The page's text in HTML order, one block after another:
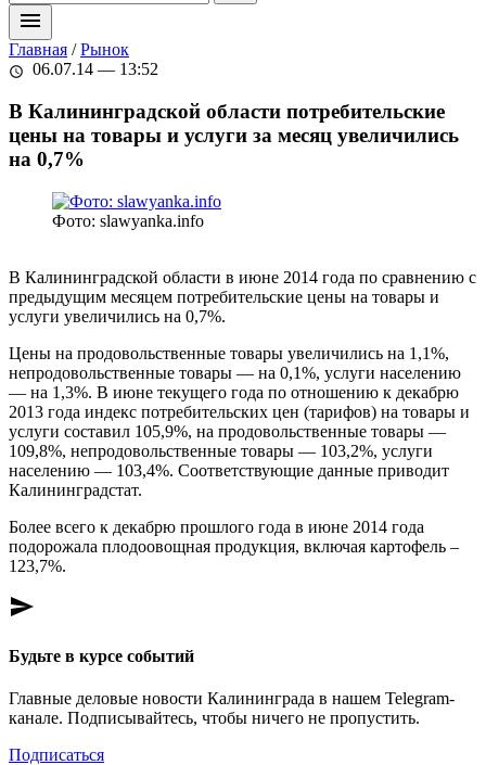
menu
Главная /Рынок
schedule 06.07.14 — 13:52
В Калининградской области потребительские
цены на товары и услуги за месяц увеличились
на 0,7%
Фото: slawyanka.info
В Калининградской области в июне 2014 года по сравнению с
предыдущим месяцем потребительские цены на товары и
услуги увеличились на 0,7%.
Цены на продовольственные товары увеличились на 1,1%,
непродовольственные товары — на 0,1%, услуги населению
— на 1,3%. В июне текущего года по отношению к декабрю
2013 года индекс потребительских цен (тарифов) на товары и
услуги составил 105,9%, на продовольственные товары —
109,8%, непродовольственные товары — 103,2%, услуги
населению — 103,4%. Соответствующие данные приводит
Калининградстат.
Более всего к декабрю прошлого года в июне 2014 года
подорожала плодоовощная продукция, включая картофель –
123,7%.
send
Будьте в курсе событий
Главные деловые новости Калининграда в нашем Telegram-
канале. Подписывайтесь, чтобы ничего не пропустить.
Подписаться